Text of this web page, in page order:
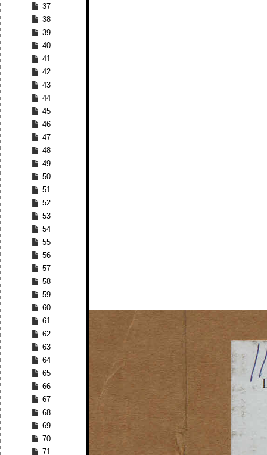
37
38
39
40
41
42
43
44
45
46
47
48
49
50
51
52
53
54
55
56
57
58
59
60
61
62
63
64
65
66
67
68
69
70
71